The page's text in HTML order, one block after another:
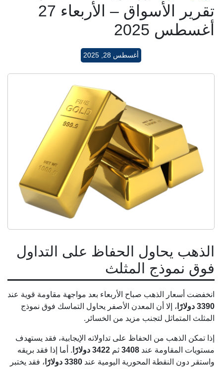
ماستر جولد
ديوان الذهب
تقرير الأسواق – الأربعاء 27
أغسطس 2025
أغسطس 28, 2025
الذهب يحاول الحفاظ على التداول
فوق نموذج المثلث
انخفضت أسعار الذهب صباح الأربعاء بعد مواجهة مقاومة قوية عند
3390 دولارًا
، إلا أن المعدن الأصفر يحاول التماسك فوق نموذج
المثلث المتماثل لتجنب مزيد من الخسائر.
إذا تمكن الذهب من الحفاظ على تداولاته الإيجابية، فقد يستهدف
مستويات المقاومة عند 3408 ثم 3422 دولارًا
. أما إذا فقد بريقه
واستقر دون النقطة المحورية اليومية عند 3380 دولارًا
، فقد يختبر